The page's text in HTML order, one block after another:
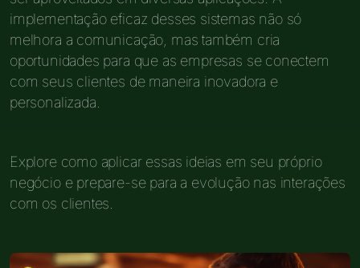
implementação eficaz desses sistemas não só
melhora a comunicação, mas também cria
oportunidades para que as empresas se conectem
com seus clientes de maneira inovadora e
personalizada.
Explore como aplicar essas ideias em seu próprio
negócio e prepare-se para a evolução nas interações
com os clientes.